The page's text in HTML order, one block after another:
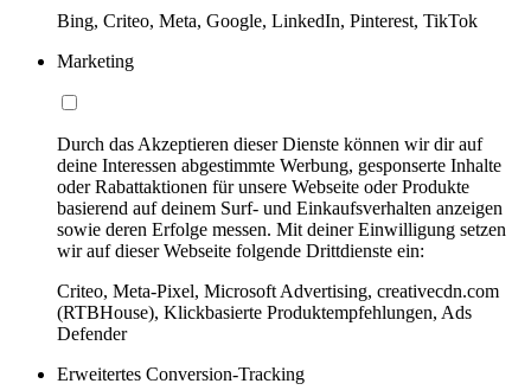
Bing, Criteo, Meta, Google, LinkedIn, Pinterest, TikTok
Marketing
Durch das Akzeptieren dieser Dienste können wir dir auf
deine Interessen abgestimmte Werbung, gesponserte Inhalte
oder Rabattaktionen für unsere Webseite oder Produkte
basierend auf deinem Surf- und Einkaufsverhalten anzeigen
sowie deren Erfolge messen. Mit deiner Einwilligung setzen
wir auf dieser Webseite folgende Drittdienste ein:
Criteo, Meta-Pixel, Microsoft Advertising, creativecdn.com
(RTBHouse), Klickbasierte Produktempfehlungen, Ads
Defender
Erweitertes Conversion-Tracking